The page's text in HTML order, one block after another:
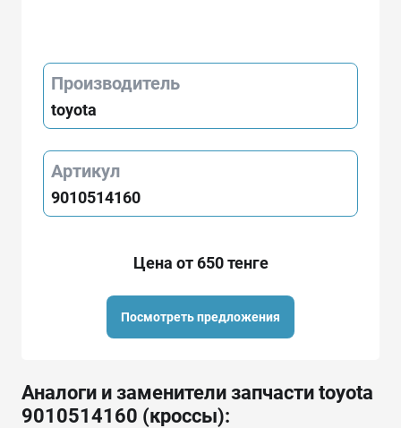
Производитель
toyota
Артикул
9010514160
Цена от 650 тенге
Посмотреть предложения
Аналоги и заменители запчасти toyota
9010514160 (кроссы):